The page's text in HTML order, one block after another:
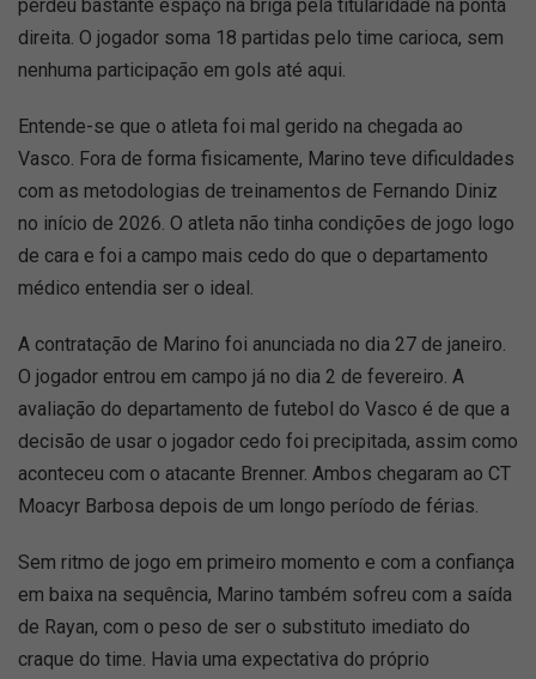
perdeu bastante espaço na briga pela titularidade na ponta
direita. O jogador soma 18 partidas pelo time carioca, sem
nenhuma participação em gols até aqui.
Entende-se que o atleta foi mal gerido na chegada ao
Vasco. Fora de forma fisicamente, Marino teve dificuldades
com as metodologias de treinamentos de Fernando Diniz
no início de 2026. O atleta não tinha condições de jogo logo
de cara e foi a campo mais cedo do que o departamento
médico entendia ser o ideal.
A contratação de Marino foi anunciada no dia 27 de janeiro.
O jogador entrou em campo já no dia 2 de fevereiro. A
avaliação do departamento de futebol do Vasco é de que a
decisão de usar o jogador cedo foi precipitada, assim como
aconteceu com o atacante Brenner. Ambos chegaram ao CT
Moacyr Barbosa depois de um longo período de férias.
Sem ritmo de jogo em primeiro momento e com a confiança
em baixa na sequência, Marino também sofreu com a saída
de Rayan, com o peso de ser o substituto imediato do
craque do time. Havia uma expectativa do próprio